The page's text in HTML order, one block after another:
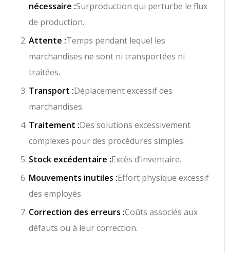
nécessaire :Surproduction qui perturbe le flux
de production.
Attente :Temps pendant lequel les
marchandises ne sont ni transportées ni
traitées.
Transport :Déplacement excessif des
marchandises.
Traitement :Des solutions excessivement
complexes pour des procédures simples.
Stock excédentaire :Excès d’inventaire.
Mouvements inutiles :Effort physique excessif
des employés.
Correction des erreurs :Coûts associés aux
défauts ou à leur correction.